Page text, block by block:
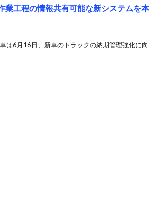
業工程の情報共有可能な新システムを本
は6月16日、新車のトラックの納期管理強化に向